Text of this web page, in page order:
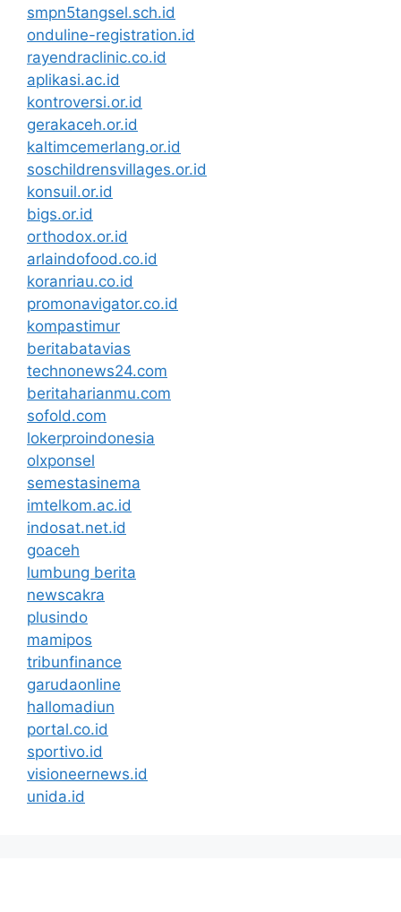
smpn5tangsel.sch.id
onduline-registration.id
rayendraclinic.co.id
aplikasi.ac.id
kontroversi.or.id
gerakaceh.or.id
kaltimcemerlang.or.id
soschildrensvillages.or.id
konsuil.or.id
bigs.or.id
orthodox.or.id
arlaindofood.co.id
koranriau.co.id
promonavigator.co.id
kompastimur
beritabatavias
technonews24.com
beritaharianmu.com
sofold.com
lokerproindonesia
olxponsel
semestasinema
imtelkom.ac.id
indosat.net.id
goaceh
lumbung berita
newscakra
plusindo
mamipos
tribunfinance
garudaonline
hallomadiun
portal.co.id
sportivo.id
visioneernews.id
unida.id